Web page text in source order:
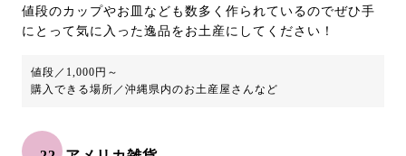
値段のカップやお皿なども数多く作られているのでぜひ手
にとって気に入った逸品をお土産にしてください！
値段／1,000円～
購入できる場所／沖縄県内のお土産屋さんなど